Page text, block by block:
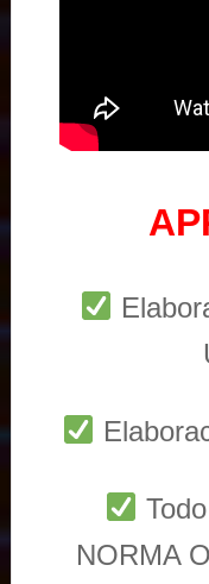
NORMA